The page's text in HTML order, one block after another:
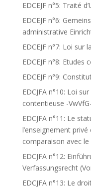
EDCEJF n°5: Traité
EDCEJF n°6:
administrative
EDCEJF n°7: Loi
EDCEJF n°8: Etudes
EDCEJF n°9:
EDCJFA n°10: Loi
contentieuse -VwVfG-
EDCJFA n°11: Le
l’enseignement
comparaison avec
EDCJFA n°12:
Verfassungsrecht
EDCJFA n°13: Le